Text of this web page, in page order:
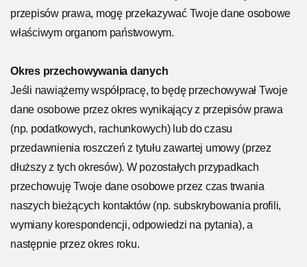
przepisów prawa, mogę przekazywać Twoje dane osobowe
właściwym organom państwowym.
Okres przechowywania danych
Jeśli nawiążemy współpracę, to będę przechowywał Twoje
dane osobowe przez okres wynikający z przepisów prawa
(np. podatkowych, rachunkowych) lub do czasu
przedawnienia roszczeń z tytułu zawartej umowy (przez
dłuższy z tych okresów). W pozostałych przypadkach
przechowuję Twoje dane osobowe przez czas trwania
naszych bieżących kontaktów (np. subskrybowania profili,
wymiany korespondencji, odpowiedzi na pytania), a
następnie przez okres roku.